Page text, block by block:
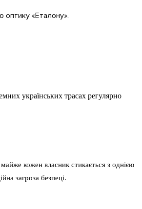
оптику «Еталону».
українських трасах регулярно
кожен власник стикається з однією
загроза безпеці.